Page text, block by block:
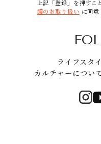
上記「登録」を押すこ
護のお取り扱い に同意
ライフスタ
カルチャーについ